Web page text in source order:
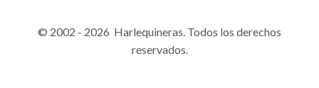
© 2002 - 2026 Harlequineras. Todos los derechos
reservados.